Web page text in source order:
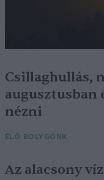
Csillaghullás,
augusztusban
nézni
ÉLŐ BOLYGÓNK
Az alacsony